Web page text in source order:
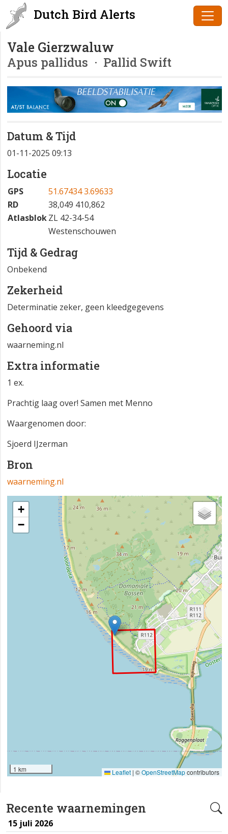
Dutch Bird Alerts
Recente waarnemingen
15 juli 2026
Vale Gierzwaluw
Apus pallidus · Pallid Swift
Datum & Tijd
01-11-2025 09:13
Locatie
GPS
51.67434 3.69633
RD
38,049 410,862
AtlasblokZL 42-34-54
Westenschouwen
Tijd & Gedrag
Onbekend
Zekerheid
Determinatie zeker, geen kleedgegevens
Gehoord via
waarneming.nl
Extra informatie
1 ex.
Prachtig laag over! Samen met Menno
Waargenomen door:
Sjoerd IJzerman
Bron
waarneming.nl
+
−
1 km Leaflet | ©OpenStreetMapcontributors